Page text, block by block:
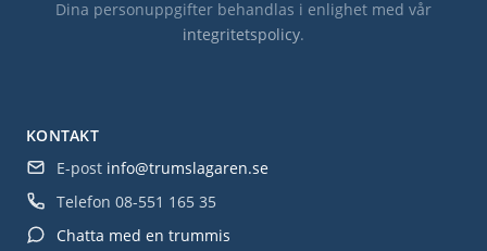
KONTAKT
E-post info@trumslagaren.se
Telefon 08-551 165 35
Chatta med en trummis
Dina personuppgifter behandlas i enlighet med vår
integritetspolicy.